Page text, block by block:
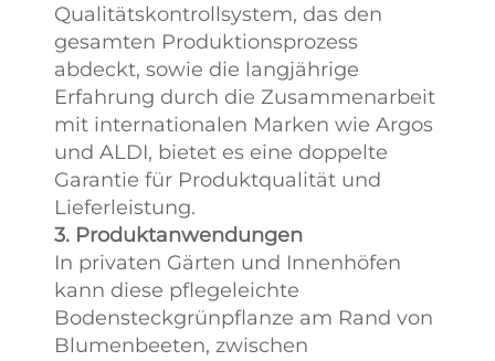
Qualitätskontrollsystem, das den
gesamten Produktionsprozess
abdeckt, sowie die langjährige
Erfahrung durch die Zusammenarbeit
mit internationalen Marken wie Argos
und ALDI, bietet es eine doppelte
Garantie für Produktqualität und
Lieferleistung.
3. Produktanwendungen
In privaten Gärten und Innenhöfen
kann diese pflegeleichte
Bodensteckgrünpflanze am Rand von
Blumenbeeten, zwischen